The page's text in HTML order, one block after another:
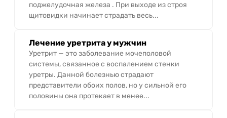
поджелудочная железа . При выходе из строя
щитовидки начинает страдать весь...
Лечение уретрита у мужчин
Уретрит — это заболевание мочеполовой
системы, связанное с воспалением стенки
уретры. Данной болезнью страдают
представители обоих полов, но у сильной его
половины она протекает в менее...